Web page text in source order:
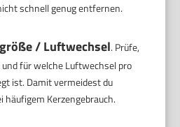
schnell genug entfernen.
/ Luftwechsel. Prüfe,
für welche Luftwechsel pro
ist. Damit vermeidest du
Kerzengebrauch.